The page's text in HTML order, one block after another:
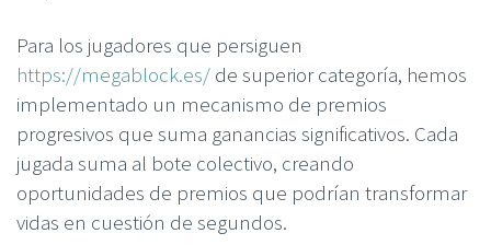
Para los jugadores que persiguen
https://megablock.es/ de superior categoría, hemos
implementado un mecanismo de premios
progresivos que suma ganancias significativos. Cada
jugada suma al bote colectivo, creando
oportunidades de premios que podrían transformar
vidas en cuestión de segundos.